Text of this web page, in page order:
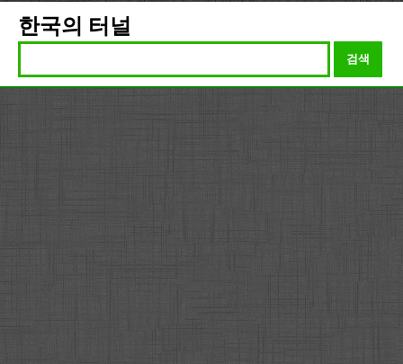
한국의 터널
검색